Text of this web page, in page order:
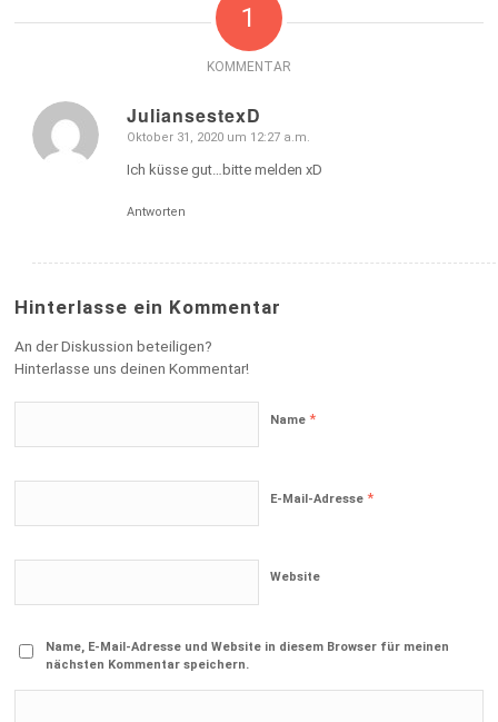
1
KOMMENTAR
JuliansestexD
sagte:
Oktober 31, 2020 um 12:27 a.m.
Ich küsse gut…bitte melden xD
Antworten
Hinterlasse ein Kommentar
An der Diskussion beteiligen?
Hinterlasse uns deinen Kommentar!
Name*
E-Mail-Adresse*
Website
Name, E-Mail-Adresse und Website in diesem Browser für meinen
nächsten Kommentar speichern.